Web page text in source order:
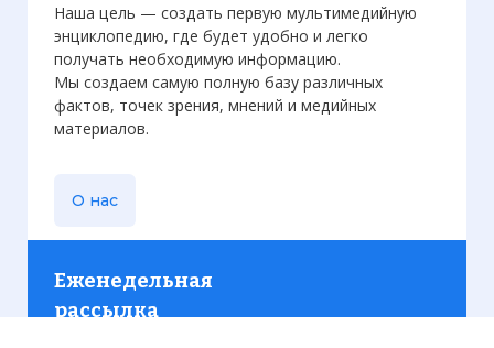
Наша цель — создать первую мультимедийную
энциклопедию, где будет удобно и легко
получать необходимую информацию.
Мы создаем самую полную базу различных
фактов, точек зрения, мнений и медийных
материалов.
О нас
Еженедельная
рассылка